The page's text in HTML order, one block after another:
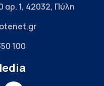
1, 42032, Πύλη
100